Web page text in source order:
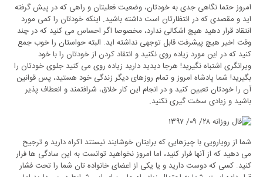
امروز حتما نگاهی جدی به خودتان، وضعیت فعلیتان و راهی که در پیش گرفته
اید و مقصدی که در انتظارتان است داشته باشید. اینکه خودتان را کمی مورد
انتقاد قرار دهید هیچ اشکالی ندارد، مخصوصا اگر احساس می کنید که در چند
وقت اخیر هیچ پیشرفت قابل توجهی نداشته اید. البته حواستان را خوب جمع
کنید که در این مورد زیاده روی نکنید و انتقاد کردن از خودتان را با خود
ویرانگری اشتباه نگیرید! هرجا دیدید دارید زیاده روی می کنید جلوی خودتان را
بگیرید! شما پادشاه امروز و تمام روزهای دیگر زندگی خود هستید، پس قوانین
آن را خودتان تعیین کنید و در انجام این کار خلاق، شرافتمند و انعطاف پذیر
باشید و زیادی سخت گیری نکنید.
شما از رویارویی با چیزهایی که برایتان خوشایند نیستند اکراه دارید و ترجیح
می دهید که از آنها فرار کنید، اما امروز نخواهید توانست به این سادگی ها فرار
کنید. کسی که دوست دارید و یا یکی از اعضای خانواده تان شما را تحت فشار